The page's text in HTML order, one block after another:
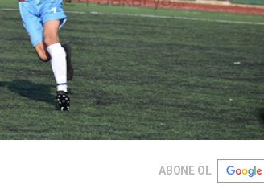
ABONE OL